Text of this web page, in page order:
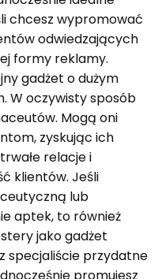
chcesz wypromować
odwiedzających
formy reklamy.
gadżet o dużym
W oczywisty sposób
Mogą oni
zyskując ich
relacje i
klientów. Jeśli
lub
aptek, to również
jako gadżet
specjaliście przydatne
promujesz